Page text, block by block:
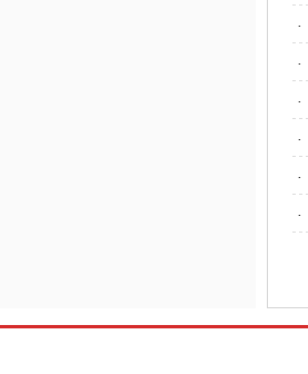
·
·
·
·
·
·